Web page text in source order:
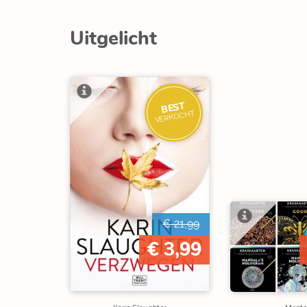
Uitgelicht
BEST
VERKOCHT
€ 21,99
€ 3,99